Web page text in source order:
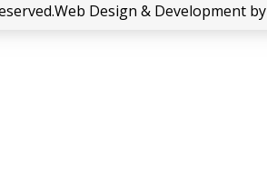
Web Design & Development by